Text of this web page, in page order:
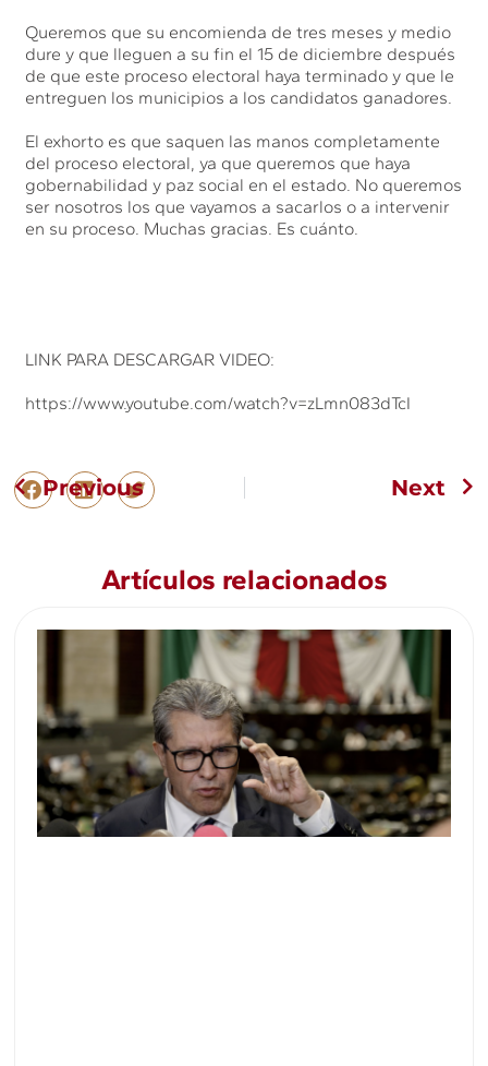
Queremos que su encomienda de tres meses y medio
dure y que lleguen a su fin el 15 de diciembre después
de que este proceso electoral haya terminado y que le
entreguen los municipios a los candidatos ganadores.
El exhorto es que saquen las manos completamente
del proceso electoral, ya que queremos que haya
gobernabilidad y paz social en el estado. No queremos
ser nosotros los que vayamos a sacarlos o a intervenir
en su proceso. Muchas gracias. Es cuánto.
LINK PARA DESCARGAR VIDEO:
https://www.youtube.com/watch?v=zLmn083dTcI
Previous Next
Artículos relacionados